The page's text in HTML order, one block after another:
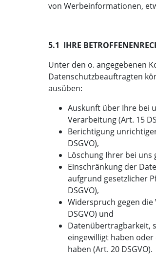
von Werbeinformationen,
5.1 IHRE
Unter den o. angegebenen
Datenschutzbeauftragten
ausüben:
Auskunft über Ihre bei
Verarbeitung (Art. 15
Berichtigung
DSGVO),
Löschung Ihrer bei uns
Einschränkung der
aufgrund gesetzlicher
DSGVO),
Widerspruch gegen
DSGVO) und
Datenübertragbarkeit,
eingewilligt haben
haben (Art. 20 DSGVO).